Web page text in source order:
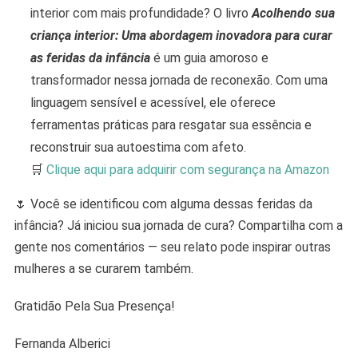
interior com mais profundidade? O livroAcolhendo sua
criança interior: Uma abordagem inovadora para curar
as feridas da infância é um guia amoroso e
transformador nessa jornada de reconexão. Com uma
linguagem sensível e acessível, ele oferece
ferramentas práticas para resgatar sua essência e
reconstruir sua autoestima com afeto.
🛒 Clique aqui para adquirir com segurança na Amazon
🌷 Você se identificou com alguma dessas feridas da
infância? Já iniciou sua jornada de cura? Compartilha com a
gente nos comentários — seu relato pode inspirar outras
mulheres a se curarem também.
Gratidão Pela Sua Presença!
Fernanda Alberici